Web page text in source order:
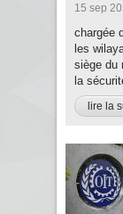
15 sep
chargée
les
siège du
la
lire la